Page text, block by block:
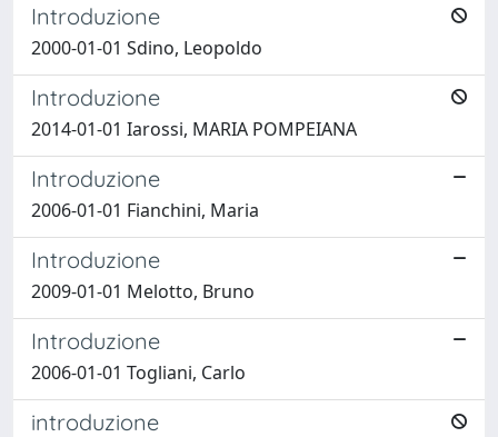
Introduzione
2000-01-01 Sdino, Leopoldo
Introduzione
2014-01-01 Iarossi, MARIA POMPEIANA
Introduzione
2006-01-01 Fianchini, Maria
Introduzione
2009-01-01 Melotto, Bruno
Introduzione
2006-01-01 Togliani, Carlo
introduzione